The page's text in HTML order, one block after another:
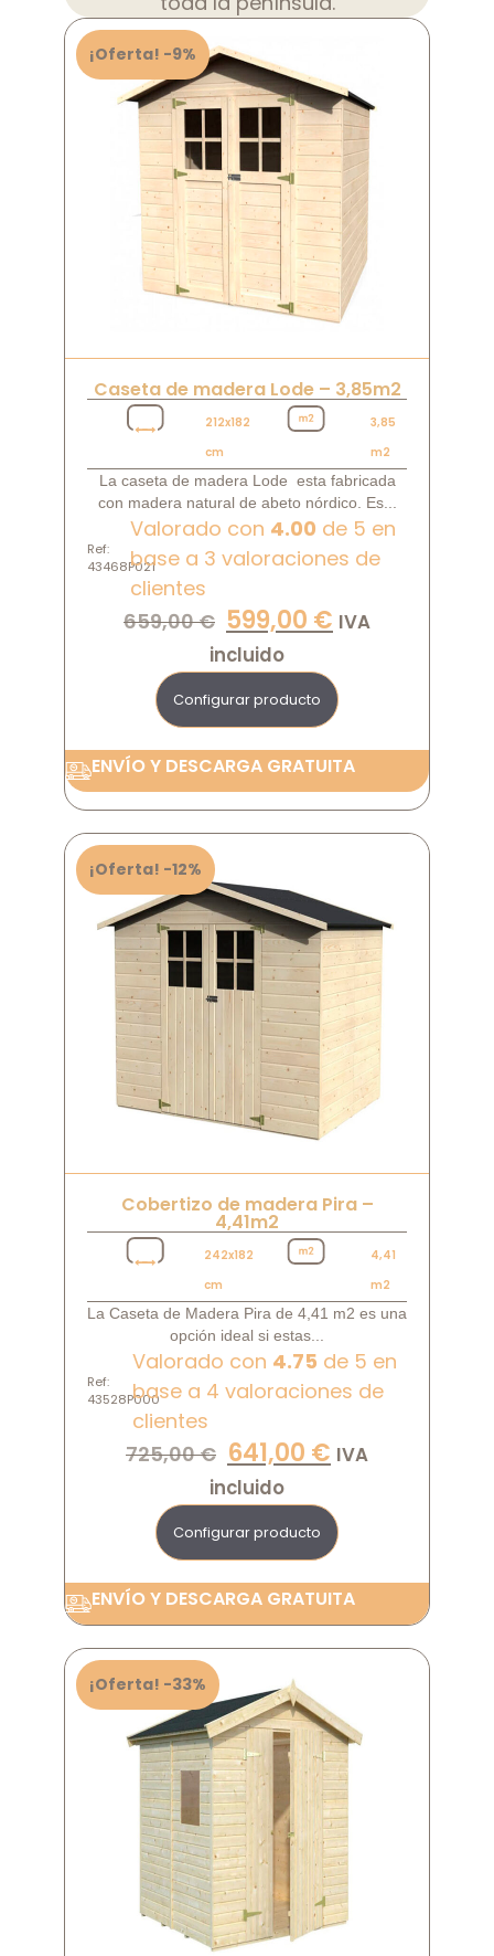
¡Oferta! -9%
Caseta de madera Lode – 3,85m2
212x182
cm
3,85
m2
La caseta de madera Lode esta fabricada
con madera natural de abeto nórdico. Es...
Ref:
43468P021
Valorado con 4.00 de 5 en
base a 3 valoraciones de
clientes
659,00€ 599,00 € IVA
incluido
Configurar producto
ENVÍO Y DESCARGA GRATUITA
¡Oferta! -12%
Cobertizo de madera Pira –
4,41m2
242x182
cm
4,41
m2
La Caseta de Madera Pira de 4,41 m2 es una
opción ideal si estas...
Ref:
43528P000
Valorado con 4.75 de 5 en
base a 4 valoraciones de
clientes
725,00€ 641,00 € IVA
incluido
Configurar producto
ENVÍO Y DESCARGA GRATUITA
¡Oferta! -33%